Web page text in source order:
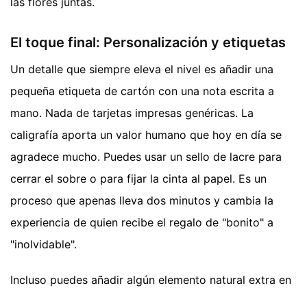
El toque final: Personalización y etiquetas
Un detalle que siempre eleva el nivel es añadir una
pequeña etiqueta de cartón con una nota escrita a
mano. Nada de tarjetas impresas genéricas. La
caligrafía aporta un valor humano que hoy en día se
agradece mucho. Puedes usar un sello de lacre para
cerrar el sobre o para fijar la cinta al papel. Es un
proceso que apenas lleva dos minutos y cambia la
experiencia de quien recibe el regalo de "bonito" a
"inolvidable".
Incluso puedes añadir algún elemento natural extra en